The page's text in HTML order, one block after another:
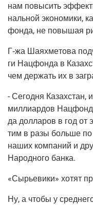
нам повы­сить
наль­ной эко­но­ми­ки,
фон­да, не повы­шая
Г‑жа Шаях­ме­то­ва
ги Нац­фон­да в
чем дер­жать их в
- Сего­дня Казах­стан,
мил­ли­ар­дов
да дол­ла­ров в год
тим в разы боль­ше
наших ком­па­ний и
Народ­но­го банка.
«Сырье­ви­ки» хотят
Ну, а что­бы у